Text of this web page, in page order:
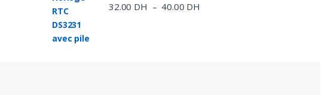
32.00 DH – 40.00 DH